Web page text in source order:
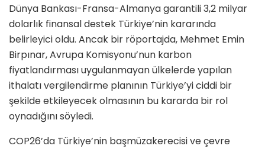
Dünya Bankası-Fransa-Almanya garantili 3,2 milyar
dolarlık finansal destek Türkiye’nin kararında
belirleyici oldu. Ancak bir röportajda, Mehmet Emin
Birpınar, Avrupa Komisyonu’nun karbon
fiyatlandırması uygulanmayan ülkelerde yapılan
ithalatı vergilendirme planının Türkiye’yi ciddi bir
şekilde etkileyecek olmasının bu kararda bir rol
oynadığını söyledi.
COP26’da Türkiye’nin başmüzakerecisi ve çevre